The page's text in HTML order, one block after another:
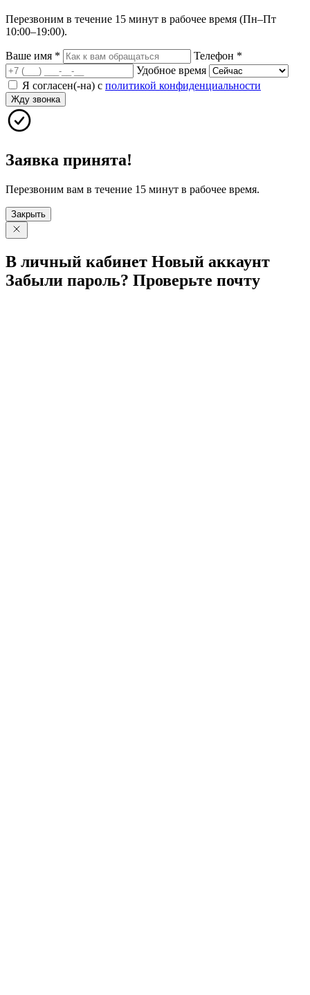
Перезвоним в течение 15 минут в рабочее время (Пн–Пт
10:00–19:00).
Ваше имя * Телефон *
Удобное время
Я согласен(-на) с политикой конфиденциальности
Жду звонка
Заявка принята!
Перезвоним вам в течение 15 минут в рабочее время.
Закрыть
В личный кабинет Новый аккаунт
Забыли пароль? Проверьте почту